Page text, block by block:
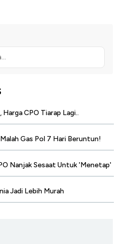
CPO Tiarap Lagi..
Gas Pol 7 Hari Beruntun!
Nanjak Sesaat Untuk 'Menetap'
Jadi Lebih Murah